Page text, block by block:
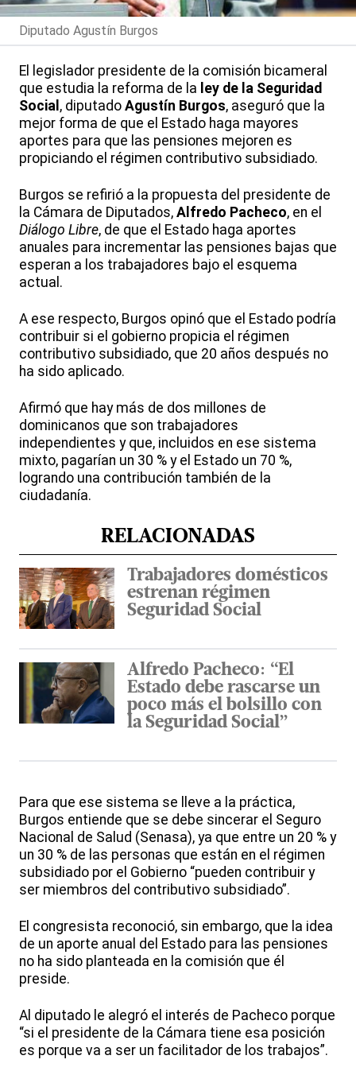
Diputado Agustín Burgos
El legislador presidente de la comisión bicameral
que estudia la reforma de la ley de la Seguridad
Social , diputado Agustín Burgos, aseguró que la
mejor forma de que el Estado haga mayores
aportes para que las pensiones mejoren es
propiciando el régimen contributivo subsidiado.
Burgos se refirió a la propuesta del presidente de
la Cámara de Diputados, Alfredo Pacheco, en el
Diálogo Libre, de que el Estado haga aportes
anuales para incrementar las pensiones bajas que
esperan a los trabajadores bajo el esquema
actual.
A ese respecto, Burgos opinó que el Estado podría
contribuir si el gobierno propicia el régimen
contributivo subsidiado, que 20 años después no
ha sido aplicado.
Afirmó que hay más de dos millones de
dominicanos que son trabajadores
independientes y que, incluidos en ese sistema
mixto, pagarían un 30 % y el Estado un 70 %,
logrando una contribución también de la
ciudadanía.
RELACIONADAS
Trabajadores domésticos
estrenan régimen
Seguridad Social
Alfredo Pacheco: “El
Estado debe rascarse un
poco más el bolsillo con
la Seguridad Social”
Para que ese sistema se lleve a la práctica,
Burgos entiende que se debe sincerar el Seguro
Nacional de Salud (Senasa), ya que entre un 20 % y
un 30 % de las personas que están en el régimen
subsidiado por el Gobierno “pueden contribuir y
ser miembros del contributivo subsidiado”.
El congresista reconoció, sin embargo, que la idea
de un aporte anual del Estado para las pensiones
no ha sido planteada en la comisión que él
preside.
Al diputado le alegró el interés de Pacheco porque
“si el presidente de la Cámara tiene esa posición
es porque va a ser un facilitador de los trabajos”.